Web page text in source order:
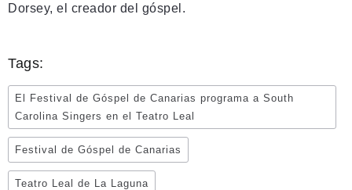
Dorsey, el creador del góspel.
Tags:
El Festival de Góspel de Canarias programa a South
Carolina Singers en el Teatro Leal
Festival de Góspel de Canarias
Teatro Leal de La Laguna